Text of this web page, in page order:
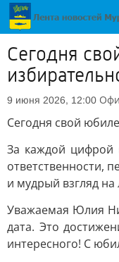
Сегодня
9 июня 2026, 12:00
Сегодня свой
За каждой цифрой
ответственности,
и мудрый взгляд
Уважаемая Юлия
дата. Это
интересного! С